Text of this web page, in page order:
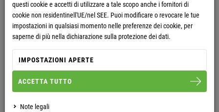
Nome *
questi cookie e accetti di utilizzare a tale scopo anche i fornitori di
cookie non residentinell'UE/nel SEE. Puoi modificare o revocare le tue
impostazioni in qualsiasi momento nelle preferenze dei cookie, per
saperne di più nella dichiarazione sulla protezione dei dati.
IMPOSTAZIONI APERTE
ACCETTA TUTTO
Note legali